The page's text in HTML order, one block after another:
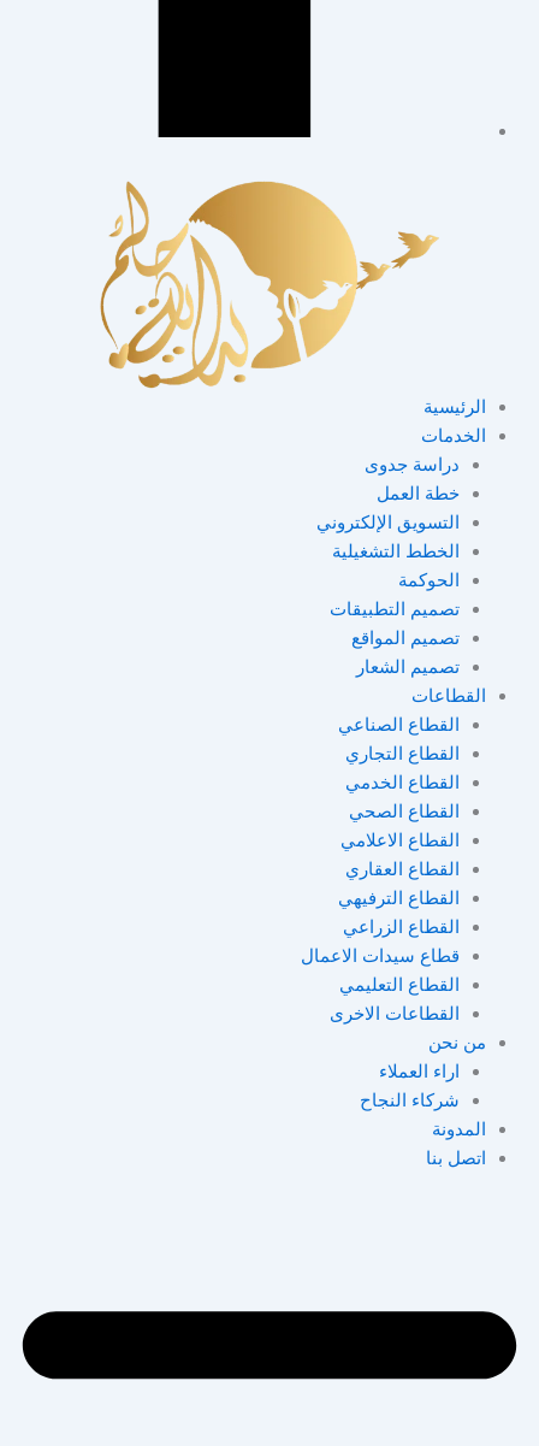
الرئيسية
الخدمات
دراسة جدوى
خطة العمل
التسويق الإلكتروني
الخطط التشغيلية
الحوكمة
تصميم التطبيقات
تصميم المواقع
تصميم الشعار
القطاعات
القطاع الصناعي
القطاع التجاري
القطاع الخدمي
القطاع الصحي
القطاع الاعلامي
القطاع العقاري
القطاع الترفيهي
القطاع الزراعي
قطاع سيدات الاعمال
القطاع التعليمي ​
القطاعات الاخرى
من نحن
اراء العملاء
شركاء النجاح
المدونة
اتصل بنا